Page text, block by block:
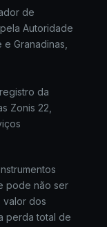
de
Autoridade
Granadinas,
da
Zonis 22,
pode não ser
valor dos
perda total de